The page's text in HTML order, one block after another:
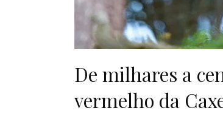
De milhares a
vermelho da